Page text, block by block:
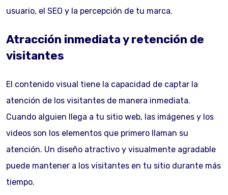
usuario, el SEO y la percepción de tu marca.
Atracción inmediata y retención de
visitantes
El contenido visual tiene la capacidad de captar la
atención de los visitantes de manera inmediata.
Cuando alguien llega a tu sitio web, las imágenes y los
videos son los elementos que primero llaman su
atención. Un diseño atractivo y visualmente agradable
puede mantener a los visitantes en tu sitio durante más
tiempo.